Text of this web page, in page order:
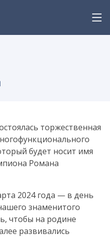
торжественная
будет носит имя
Романа
2024 года — в день
знаменитого
чтобы на родине
развивались